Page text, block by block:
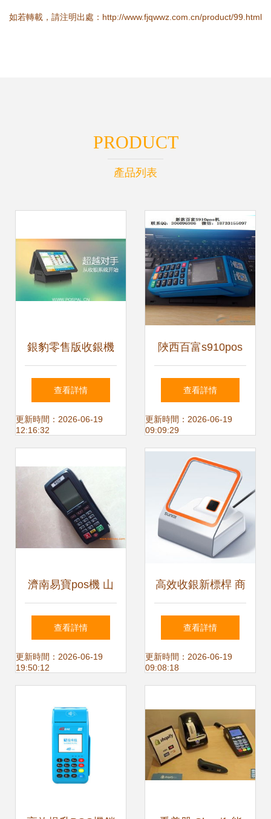
如若轉載，請注明出處：http://www.fjqwwz.com.cn/product/99.html
PRODUCT
產品列表
銀豹零售版收銀機
商品錄入與信息系
統集成服務優化指
查看詳情
更新時間：2026-06-19
12:16:32
陜西百富s910pos
機一清機
查看詳情
更新時間：2026-06-19
09:09:29
濟南易寶pos機 山
東pos機代理招商
批發–濟南易寶pos
招商廠家–濟南易
寶pos機 山東pos
查看詳情
更新時間：2026-06-19
19:50:12
高效收銀新標桿 商
米小閃收款機與掃
碼收款盒的全面解
查看詳情
更新時間：2026-06-19
09:08:18